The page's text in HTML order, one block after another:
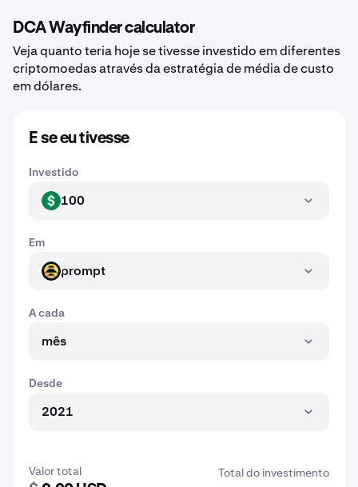
DCA Wayfinder calculator
Veja quanto teria hoje se tivesse investido em diferentes
criptomoedas através da estratégia de média de custo
em dólares.
E se eu tivesse
Investido
USD 100
Em
PROMPTprompt
A cada
mês
Desde
2021
Valor total
Total do investimento